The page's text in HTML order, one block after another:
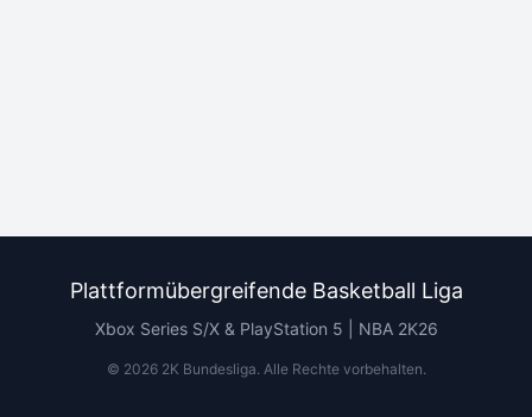
Plattformübergreifende Basketball Liga
Xbox Series S/X & PlayStation 5 | NBA 2K26
© 20262K Bundesliga. Alle Rechte vorbehalten.